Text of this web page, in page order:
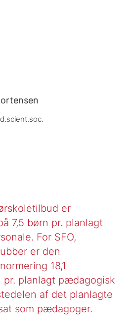
er
7,5 børn pr. planlagt
For SFO,
er den
18,1
pr. planlagt pædagogisk
af det planlagte
som pædagoger.